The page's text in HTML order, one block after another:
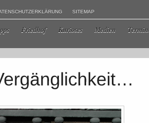
SITEMAP
Friedhof Kurioses Medien